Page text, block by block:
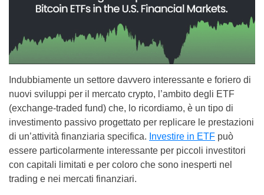
Indubbiamente un settore davvero interessante e foriero di
nuovi sviluppi per il mercato crypto, l’ambito degli ETF
(exchange-traded fund) che, lo ricordiamo, è un tipo di
investimento passivo progettato per replicare le prestazioni
di un’attività finanziaria specifica. Investire in ETF può
essere particolarmente interessante per piccoli investitori
con capitali limitati e per coloro che sono inesperti nel
trading e nei mercati finanziari.